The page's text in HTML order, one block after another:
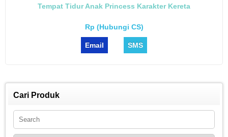
Tempat Tidur Anak Princess Karakter Kereta
Rp (Hubungi CS)
Email SMS
Cari Produk